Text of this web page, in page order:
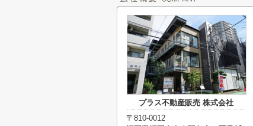
プラス不動産販売 株式会社
〒810-0012